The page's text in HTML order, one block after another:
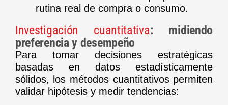
rutina real de compra o consumo.
Investigación cuantitativa: midiendo
preferencia y desempeño
Para tomar decisiones estratégicas
basadas en datos estadísticamente
sólidos, los métodos cuantitativos permiten
validar hipótesis y medir tendencias: